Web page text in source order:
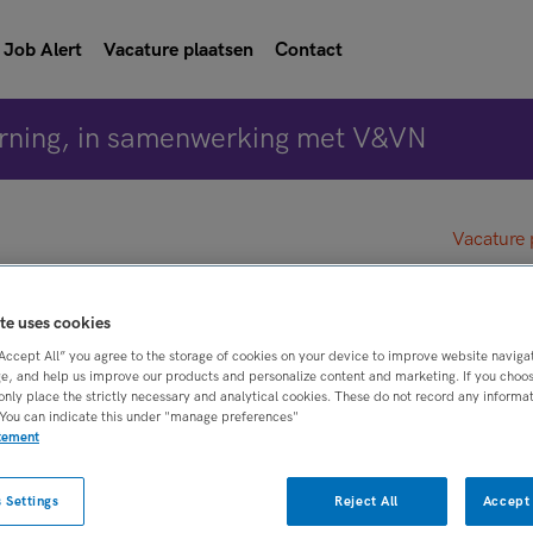
Job Alert Vacature plaatsen Contact
in samenwerking met V&VN
Vacature
in
uses cookies
All” you agree to the storage of cookies on your device to improve website
and help us improve our products and personalize content and marketing. If you
place the strictly necessary and analytical cookies. These do not record any
can indicate this under "manage preferences"
Reject All Accept
Settings